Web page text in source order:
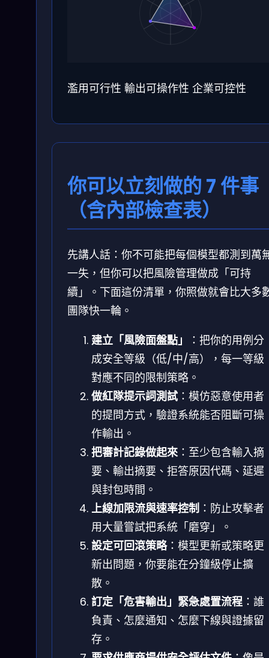
濫用可行性 輸出可操作性 企業可控性
你可以立刻做的 7 件事
（含內部檢查表）
先講人話：你不可能把每個模型都測到萬
一失，但你可以把風險管理做成「可持
續」。下面這份清單，你照做就會比大多
團隊快一輪。
建立「風險面盤點」
：把你的用例分
成安全等級（低/中/高），每一等級
對應不同的限制策略。
做紅隊提示詞測試 ：模仿惡意使用者
的提問方式，驗證系統能否阻斷可操
作輸出。
把審計記錄做起來：至少包含輸入摘
要、輸出摘要、拒答原因代碼、延遲
與封包時間。
上線加限流與速率控制 ：防止攻擊者
用大量嘗試把系統「磨穿」。
設定可回滾策略：模型更新或策略更
新出問題，你要能在分鐘級停止擴
散。
訂定「危害輸出」緊急處置流程 ：誰
負責、怎麼通知、怎麼下線與證據留
存。